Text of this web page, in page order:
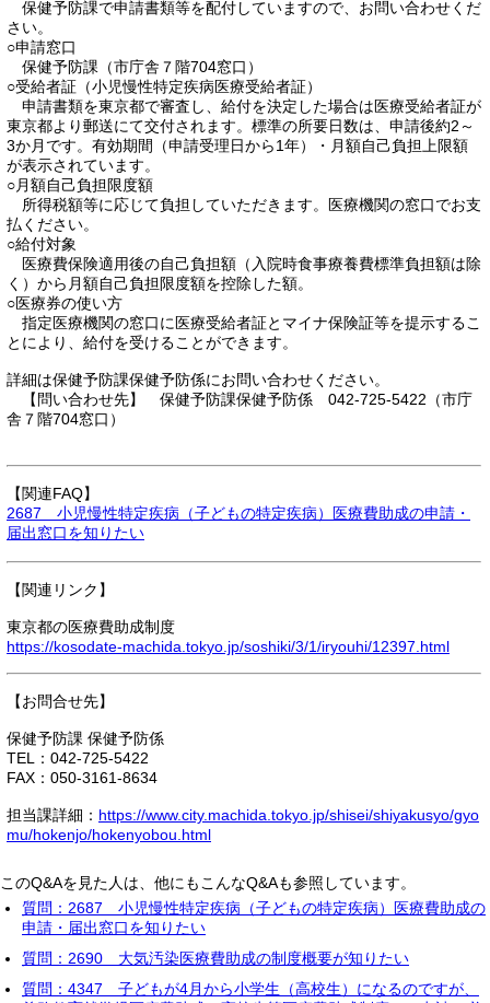
保健予防課で申請書類等を配付していますので、お問い合わせくだ
さい。
○申請窓口
保健予防課（市庁舎７階704窓口）
○受給者証（小児慢性特定疾病医療受給者証）
申請書類を東京都で審査し、給付を決定した場合は医療受給者証が
東京都より郵送にて交付されます。標準の所要日数は、申請後約2～
3か月です。有効期間（申請受理日から1年）・月額自己負担上限額
が表示されています。
○月額自己負担限度額
所得税額等に応じて負担していただきます。医療機関の窓口でお支
払ください。
○給付対象
医療費保険適用後の自己負担額（入院時食事療養費標準負担額は除
く）から月額自己負担限度額を控除した額。
○医療券の使い方
指定医療機関の窓口に医療受給者証とマイナ保険証等を提示するこ
とにより、給付を受けることができます。
詳細は保健予防課保健予防係にお問い合わせください。
【問い合わせ先】 保健予防課保健予防係 042-725-5422（市庁
舎７階704窓口）
【関連FAQ】
2687 小児慢性特定疾病（子どもの特定疾病）医療費助成の申請・
届出窓口を知りたい
【関連リンク】
東京都の医療費助成制度
https://kosodate-machida.tokyo.jp/soshiki/3/1/iryouhi/12397.html
【お問合せ先】
保健予防課 保健予防係
TEL：042-725-5422
FAX：050-3161-8634
担当課詳細： https://www.city.machida.tokyo.jp/shisei/shiyakusyo/gyo
mu/hokenjo/hokenyobou.html
このQ&Aを見た人は、他にもこんなQ&Aも参照しています。
質問：2687 小児慢性特定疾病（子どもの特定疾病）医療費助成の
申請・届出窓口を知りたい
質問：2690 大気汚染医療費助成の制度概要が知りたい
質問：4347 子どもが4月から小学生（高校生）になるのですが、